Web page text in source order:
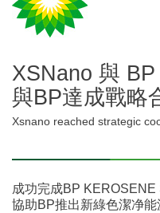
XSNano 與
與BP達成戰略
Xsnano reached strategic
成功完成BP
協助BP推出新綠色潔净